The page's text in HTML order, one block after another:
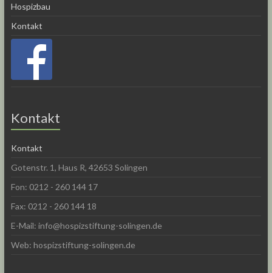
Hospizbau
Kontakt
Kontakt
Kontakt
Gotenstr. 1, Haus R, 42653 Solingen
Fon: 0212 - 260 144 17
Fax: 0212 - 260 144 18
E-Mail: info@hospizstiftung-solingen.de
Web: hospizstiftung-solingen.de